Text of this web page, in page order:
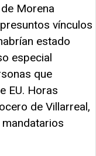
Morena
vínculos
estado
especial
que
EU. Horas
de Villarreal,